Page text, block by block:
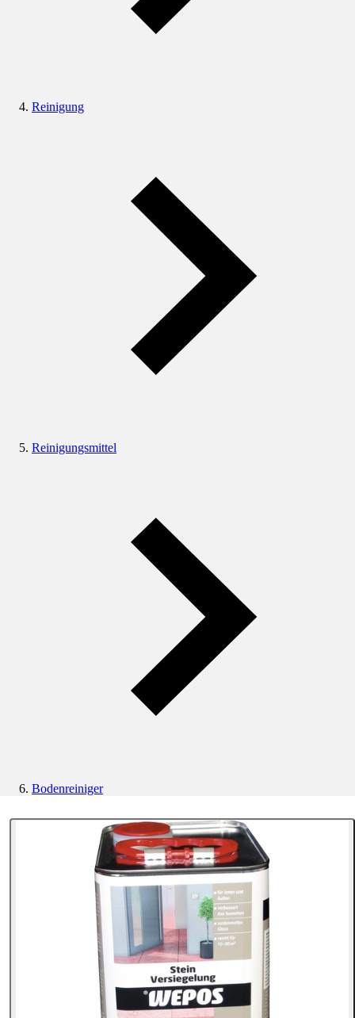
Reinigung
Reinigungsmittel
Bodenreiniger